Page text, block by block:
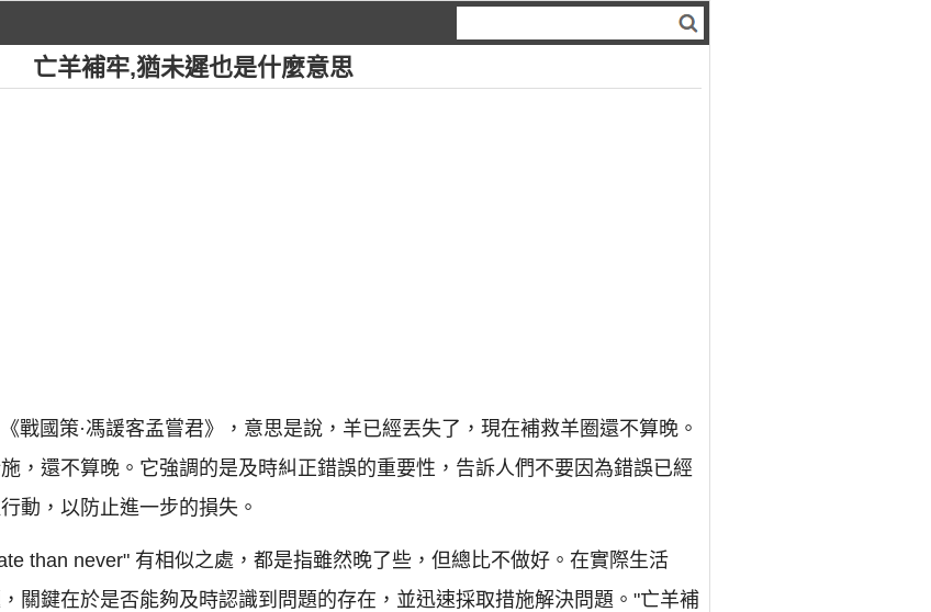
亡羊補牢,猶未遲也是什麼意思
戰國策·馮諼客孟嘗君》，意思是說，羊已經丟失了，現在補救羊圈還不算晚。
，還不算晚。它強調的是及時糾正錯誤的重要性，告訴人們不要因為錯誤已經
動，以防止進一步的損失。
than never" 有相似之處，都是指雖然晚了些，但總比不做好。在實際生活
關鍵在於是否能夠及時認識到問題的存在，並迅速採取措施解決問題。"亡羊補